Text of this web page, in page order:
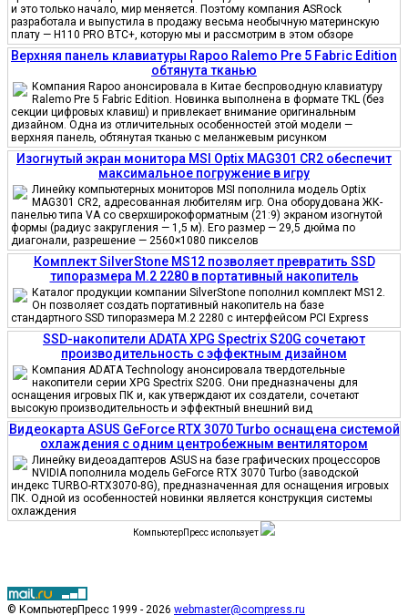
и это только начало, мир меняется. Поэтому компания ASRock
разработала и выпустила в продажу весьма необычную материнскую
плату — H110 PRO BTC+, которую мы и рассмотрим в этом обзоре
Верхняя панель клавиатуры Rapoo Ralemo Pre 5 Fabric Edition
обтянута тканью
Компания Rapoo анонсировала в Китае беспроводную клавиатуру
Ralemo Pre 5 Fabric Edition. Новинка выполнена в формате TKL (без
секции цифровых клавиш) и привлекает внимание оригинальным
дизайном. Одна из отличительных особенностей этой модели —
верхняя панель, обтянутая тканью с меланжевым рисунком
Изогнутый экран монитора MSI Optix MAG301 CR2 обеспечит
максимальное погружение в игру
Линейку компьютерных мониторов MSI пополнила модель Optix
MAG301 CR2, адресованная любителям игр. Она оборудована ЖК-
панелью типа VA со сверхширокоформатным (21:9) экраном изогнутой
формы (радиус закругления — 1,5 м). Его размер — 29,5 дюйма по
диагонали, разрешение — 2560×1080 пикселов
Комплект SilverStone MS12 позволяет превратить SSD
типоразмера M.2 2280 в портативный накопитель
Каталог продукции компании SilverStone пополнил комплект MS12.
Он позволяет создать портативный накопитель на базе
стандартного SSD типоразмера M.2 2280 с интерфейсом PCI Express
SSD-накопители ADATA XPG Spectrix S20G сочетают
производительность с эффектным дизайном
Компания ADATA Technology анонсировала твердотельные
накопители серии XPG Spectrix S20G. Они предназначены для
оснащения игровых ПК и, как утверждают их создатели, сочетают
высокую производительность и эффектный внешний вид
Видеокарта ASUS GeForce RTX 3070 Turbo оснащена системой
охлаждения с одним центробежным вентилятором
Линейку видеоадаптеров ASUS на базе графических процессоров
NVIDIA пополнила модель GeForce RTX 3070 Turbo (заводской
индекс TURBO-RTX3070-8G), предназначенная для оснащения игровых
ПК. Одной из особенностей новинки является конструкция системы
охлаждения
КомпьютерПресс использует
© КомпьютерПресс 1999 - 2026 webmaster@compress.ru